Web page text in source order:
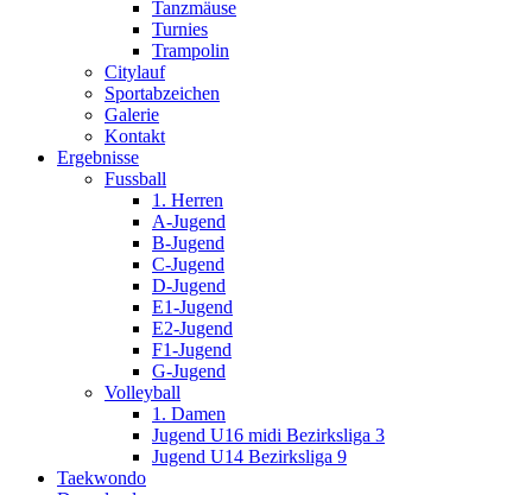
Tanzmäuse
Turnies
Trampolin
Citylauf
Sportabzeichen
Galerie
Kontakt
Ergebnisse
Fussball
1. Herren
A-Jugend
B-Jugend
C-Jugend
D-Jugend
E1-Jugend
E2-Jugend
F1-Jugend
G-Jugend
Volleyball
1. Damen
Jugend U16 midi Bezirksliga 3
Jugend U14 Bezirksliga 9
Taekwondo